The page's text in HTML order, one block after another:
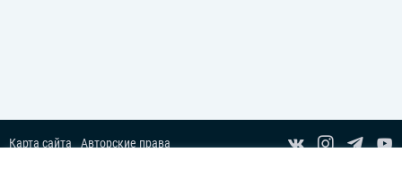
Карта сайта
Авторские права